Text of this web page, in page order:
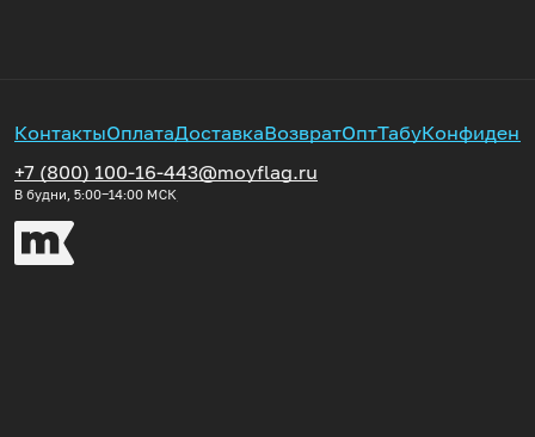
КонтактыОплатаДоставкаВозвратОптТабу
+7 (800) 100-16-44
В будни, 5:00‒14:00 МСК
3@moyflag.ru